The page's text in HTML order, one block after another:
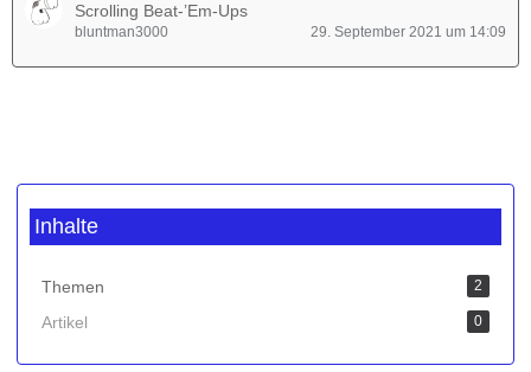
Scrolling Beat-’Em-Ups
bluntman3000 29. September 2021 um 14:09
Inhalte
Themen 2
Artikel 0